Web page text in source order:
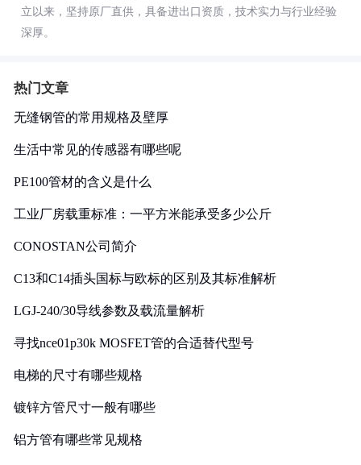
立以来，坚持原厂直供，具备进出口资质，技术实力与行业经验
深厚。
热门文章
无缝钢管的常用规格及壁厚
生活中常见的传感器有哪些呢
PE100管材的含义是什么
工业厂房载重标准：一平方米能承受多少公斤
CONOSTAN公司简介
C13和C14插头国标与欧标的区别及其标准解析
LGJ-240/30导线参数及载流量解析
寻找nce01p30k MOSFET管的合适替代型号
电梯的尺寸有哪些规格
镀锌方管尺寸一般有哪些
铝方管有哪些常见规格